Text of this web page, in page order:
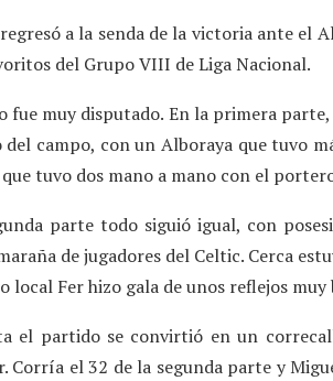
a la senda de la victoria ante el
del Grupo VIII de Liga Nacional.
fue muy disputado. En la primera
campo, con un Alboraya que tuvo
tuvo dos mano a mano con el
parte todo siguió igual, con
de jugadores del Celtic. Cerca
local Fer hizo gala de unos reflejos
el partido se convirtió en un
Corría el 32 de la segunda parte y